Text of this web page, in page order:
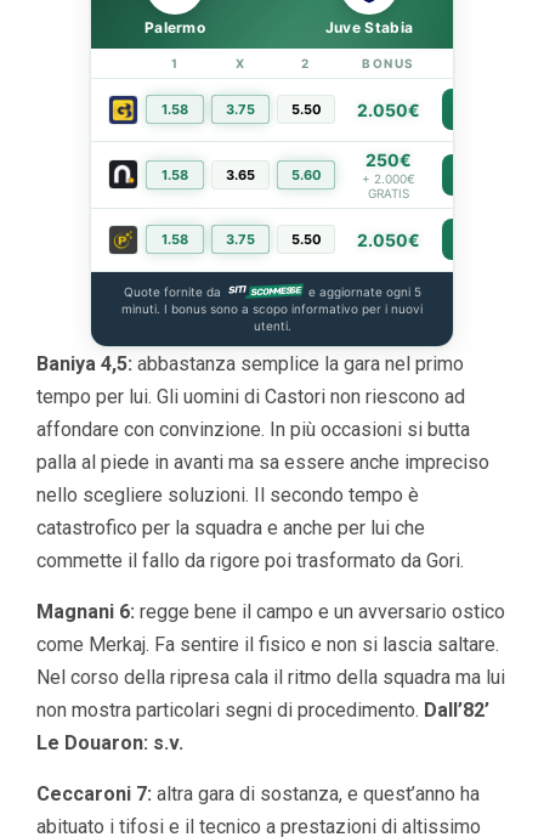
Palermo Juve Stabia
1 X 2 BONUS
1.58 3.75 5.50 2.050€
1.58 3.65 5.60
250€
+ 2.000€
GRATIS
1.58 3.75 5.50 2.050€
Quote fornite da
e aggiornate ogni 5
minuti. I bonus sono a scopo informativo per i nuovi
utenti.
Baniya 4,5: abbastanza semplice la gara nel primo
tempo per lui. Gli uomini di Castori non riescono ad
affondare con convinzione. In più occasioni si butta
palla al piede in avanti ma sa essere anche impreciso
nello scegliere soluzioni. Il secondo tempo è
catastrofico per la squadra e anche per lui che
commette il fallo da rigore poi trasformato da Gori.
Magnani 6: regge bene il campo e un avversario ostico
come Merkaj. Fa sentire il fisico e non si lascia saltare.
Nel corso della ripresa cala il ritmo della squadra ma lui
non mostra particolari segni di procedimento. Dall’82’
Le Douaron: s.v.
Ceccaroni 7: altra gara di sostanza, e quest’anno ha
abituato i tifosi e il tecnico a prestazioni di altissimo